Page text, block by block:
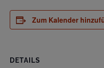
Zum Kalender
DETAILS